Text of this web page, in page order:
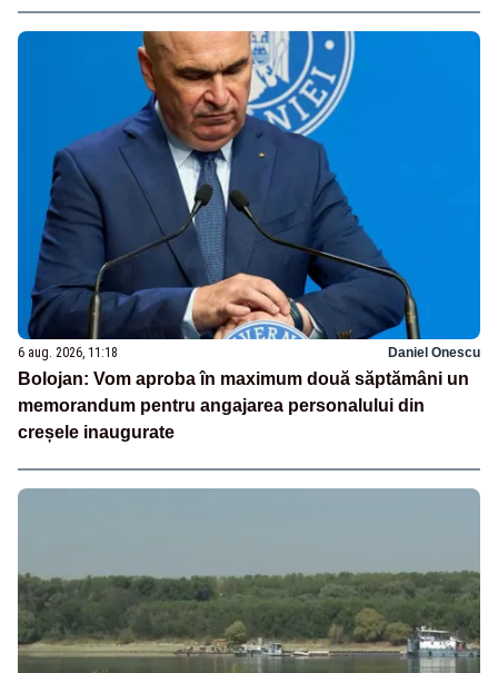
6 aug. 2026, 11:18 Daniel Onescu
Bolojan: Vom aproba în maximum două săptămâni un
memorandum pentru angajarea personalului din
creșele inaugurate